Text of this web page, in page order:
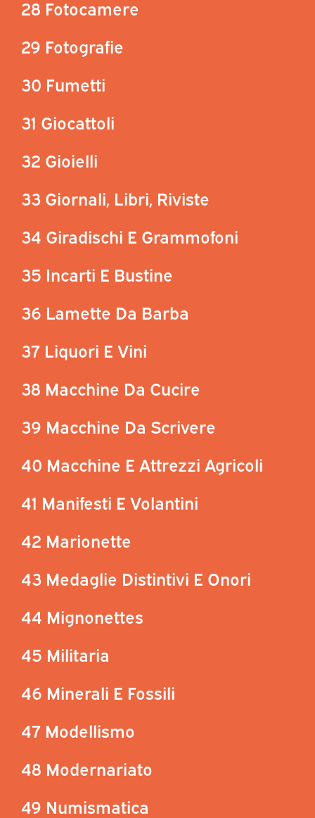
28 Fotocamere
29 Fotografie
30 Fumetti
31 Giocattoli
32 Gioielli
33 Giornali, Libri, Riviste
34 Giradischi E Grammofoni
35 Incarti E Bustine
36 Lamette Da Barba
37 Liquori E Vini
38 Macchine Da Cucire
39 Macchine Da Scrivere
40 Macchine E Attrezzi Agricoli
41 Manifesti E Volantini
42 Marionette
43 Medaglie Distintivi E Onori
44 Mignonettes
45 Militaria
46 Minerali E Fossili
47 Modellismo
48 Modernariato
49 Numismatica